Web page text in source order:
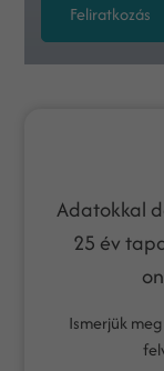
Feliratkozás
Adatokkal
25 év
Ismerjük